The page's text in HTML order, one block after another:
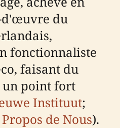
d'œuvre du
fonctionnaliste
faisant du
un point fort
Instituut;
de Nous).